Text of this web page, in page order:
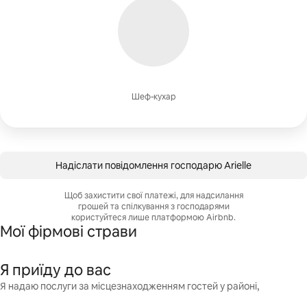
Шеф-кухар
Надіслати повідомлення господарю Arielle
Щоб захистити свої платежі, для надсилання
грошей та спілкування з господарями
користуйтеся лише платформою Airbnb.
Мої фірмові страви
Я приїду до вас
Я надаю послуги за місцезнаходженням гостей у районі,